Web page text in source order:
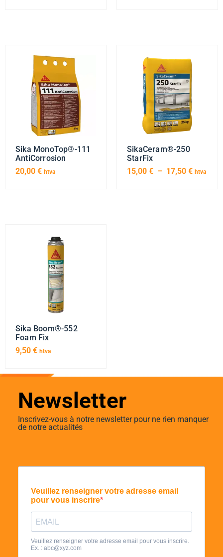
Sika MonoTop®-111
AntiCorrosion
20,00 € htva
SikaCeram®-250
StarFix
15,00 € – 17,50 € htva
Sika Boom®-552
Foam Fix
9,50 € htva
Newsletter
Inscrivez-vous à notre newsletter pour ne rien manquer
de notre actualités